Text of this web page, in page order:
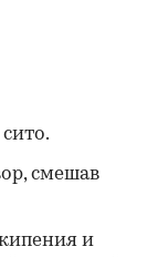
смешав
и